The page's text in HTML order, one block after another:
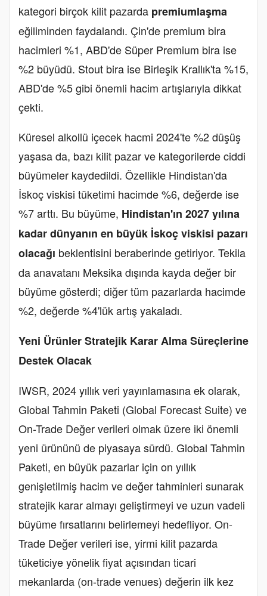
kategori birçok kilit pazarda premiumlaşma
eğiliminden faydalandı. Çin'de premium bira
hacimleri %1, ABD'de Süper Premium bira ise
%2 büyüdü. Stout bira ise Birleşik Krallık'ta %15,
ABD'de %5 gibi önemli hacim artışlarıyla dikkat
çekti.
Küresel alkollü içecek hacmi 2024'te %2 düşüş
yaşasa da, bazı kilit pazar ve kategorilerde ciddi
büyümeler kaydedildi. Özellikle Hindistan'da
İskoç viskisi tüketimi hacimde %6, değerde ise
%7 arttı. Bu büyüme, Hindistan'ın 2027 yılına
kadar dünyanın en büyük İskoç viskisi pazarı
olacağı beklentisini beraberinde getiriyor. Tekila
da anavatanı Meksika dışında kayda değer bir
büyüme gösterdi; diğer tüm pazarlarda hacimde
%2, değerde %4'lük artış yakaladı.
Yeni Ürünler Stratejik Karar Alma Süreçlerine
Destek Olacak
IWSR, 2024 yıllık veri yayınlamasına ek olarak,
Global Tahmin Paketi (Global Forecast Suite) ve
On-Trade Değer verileri olmak üzere iki önemli
yeni ürününü de piyasaya sürdü. Global Tahmin
Paketi, en büyük pazarlar için on yıllık
genişletilmiş hacim ve değer tahminleri sunarak
stratejik karar almayı geliştirmeyi ve uzun vadeli
büyüme fırsatlarını belirlemeyi hedefliyor. On-
Trade Değer verileri ise, yirmi kilit pazarda
tüketiciye yönelik fiyat açısından ticari
mekanlarda (on-trade venues) değerin ilk kez